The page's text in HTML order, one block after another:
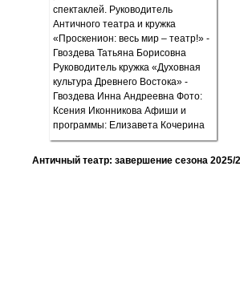
Античный театр: завершение сезона 2025/